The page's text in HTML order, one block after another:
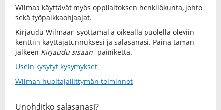
Wilmaa käyttävät myös oppilaitoksen henkilökunta, johto
sekä työpaikkaohjaajat.
Kirjaudu Wilmaan syöttämällä oikealla puolella oleviin
kenttiin käyttäjätunnuksesi ja salasanasi. Paina tämän
jälkeen Kirjaudu sisään -painiketta.
Usein kysytyt kysymykset
Wilman huoltajaliittymän toiminnot
Unohditko salasanasi?